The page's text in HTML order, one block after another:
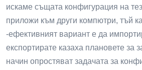
искаме същата конфигурация на
приложи към други компютри, тъй
-ефективният вариант е да
експортирате казаха плановете за
начин опростяват задачата за